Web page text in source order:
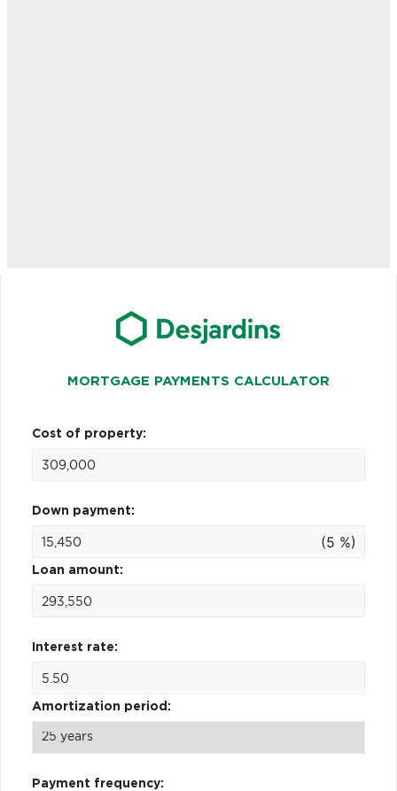
MORTGAGE PAYMENTS CALCULATOR
Cost of property:
Down payment:
(5 %)
Loan amount:
Interest rate:
Amortization period:
Payment frequency: